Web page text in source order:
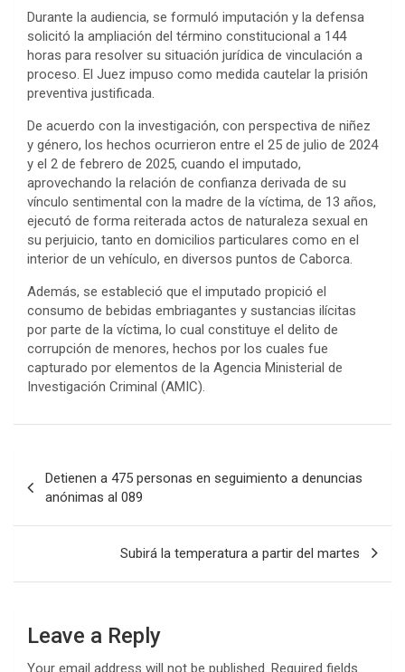
Durante la audiencia, se formuló imputación y la defensa
solicitó la ampliación del término constitucional a 144
horas para resolver su situación jurídica de vinculación a
proceso. El Juez impuso como medida cautelar la prisión
preventiva justificada.
De acuerdo con la investigación, con perspectiva de niñez
y género, los hechos ocurrieron entre el 25 de julio de 2024
y el 2 de febrero de 2025, cuando el imputado,
aprovechando la relación de confianza derivada de su
vínculo sentimental con la madre de la víctima, de 13 años,
ejecutó de forma reiterada actos de naturaleza sexual en
su perjuicio, tanto en domicilios particulares como en el
interior de un vehículo, en diversos puntos de Caborca.
Además, se estableció que el imputado propició el
consumo de bebidas embriagantes y sustancias ilícitas
por parte de la víctima, lo cual constituye el delito de
corrupción de menores, hechos por los cuales fue
capturado por elementos de la Agencia Ministerial de
Investigación Criminal (AMIC).
navigation
Detienen a 475 personas en seguimiento a denuncias
anónimas al 089
Subirá la temperatura a partir del martes
Leave a Reply
Your email address will not be published. Required fields